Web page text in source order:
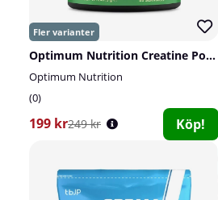
Optimum Nutrition Creatine Powder, 247,5 g
Optimum Nutrition
0
199 kr249 kr Köp!